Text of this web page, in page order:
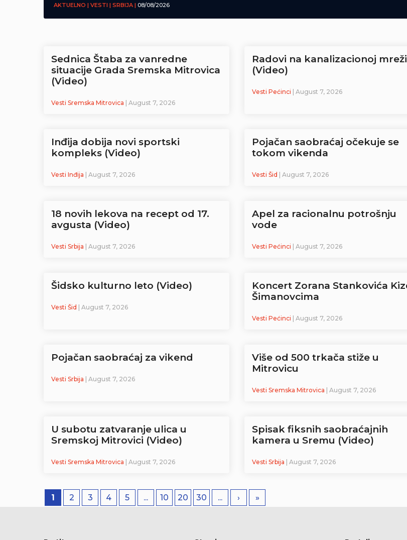
AKTUELNO | VESTI | SRBIJA | 08/08/2026
Sednica Štaba za vanredne
situacije Grada Sremska Mitrovica
(Video)
Vesti Sremska Mitrovica | August 7, 2026
Radovi na kanalizacionoj mreži
(Video)
Vesti Pećinci | August 7, 2026
Inđija dobija novi sportski
kompleks (Video)
Vesti Inđija | August 7, 2026
Pojačan saobraćaj očekuje se
tokom vikenda
Vesti Šid | August 7, 2026
18 novih lekova na recept od 17.
avgusta (Video)
Vesti Srbija | August 7, 2026
Apel za racionalnu potrošnju
vode
Vesti Pećinci | August 7, 2026
Šidsko kulturno leto (Video)
Vesti Šid | August 7, 2026
Koncert Zorana Stankovića
Šimanovcima
Vesti Pećinci | August 7, 2026
Pojačan saobraćaj za vikend
Vesti Srbija | August 7, 2026
Više od 500 trkača stiže u
Mitrovicu
Vesti Sremska Mitrovica | August 7, 2026
U subotu zatvaranje ulica u
Sremskoj Mitrovici (Video)
Vesti Sremska Mitrovica | August 7, 2026
Spisak fiksnih saobraćajnih
kamera u Sremu (Video)
Vesti Srbija | August 7, 2026
1 2 3 4 5 ... 10 20 30 ... › »